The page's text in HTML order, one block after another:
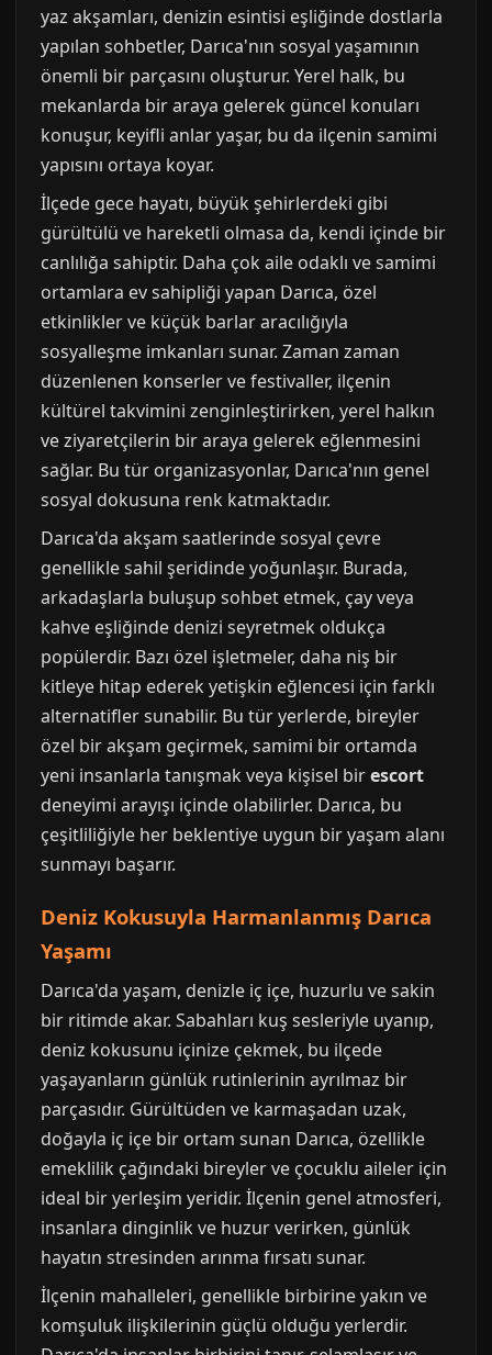
yaz akşamları, denizin esintisi eşliğinde dostlarla
yapılan sohbetler, Darıca'nın sosyal yaşamının
önemli bir parçasını oluşturur. Yerel halk, bu
mekanlarda bir araya gelerek güncel konuları
konuşur, keyifli anlar yaşar, bu da ilçenin samimi
yapısını ortaya koyar.
İlçede gece hayatı, büyük şehirlerdeki gibi
gürültülü ve hareketli olmasa da, kendi içinde bir
canlılığa sahiptir. Daha çok aile odaklı ve samimi
ortamlara ev sahipliği yapan Darıca, özel
etkinlikler ve küçük barlar aracılığıyla
sosyalleşme imkanları sunar. Zaman zaman
düzenlenen konserler ve festivaller, ilçenin
kültürel takvimini zenginleştirirken, yerel halkın
ve ziyaretçilerin bir araya gelerek eğlenmesini
sağlar. Bu tür organizasyonlar, Darıca'nın genel
sosyal dokusuna renk katmaktadır.
Darıca'da akşam saatlerinde sosyal çevre
genellikle sahil şeridinde yoğunlaşır. Burada,
arkadaşlarla buluşup sohbet etmek, çay veya
kahve eşliğinde denizi seyretmek oldukça
popülerdir. Bazı özel işletmeler, daha niş bir
kitleye hitap ederek yetişkin eğlencesi için farklı
alternatifler sunabilir. Bu tür yerlerde, bireyler
özel bir akşam geçirmek, samimi bir ortamda
yeni insanlarla tanışmak veya kişisel birescort
deneyimi arayışı içinde olabilirler. Darıca, bu
çeşitliliğiyle her beklentiye uygun bir yaşam alanı
sunmayı başarır.
Deniz Kokusuyla Harmanlanmış Darıca
Yaşamı
Darıca'da yaşam, denizle iç içe, huzurlu ve sakin
bir ritimde akar. Sabahları kuş sesleriyle uyanıp,
deniz kokusunu içinize çekmek, bu ilçede
yaşayanların günlük rutinlerinin ayrılmaz bir
parçasıdır. Gürültüden ve karmaşadan uzak,
doğayla iç içe bir ortam sunan Darıca, özellikle
emeklilik çağındaki bireyler ve çocuklu aileler için
ideal bir yerleşim yeridir. İlçenin genel atmosferi,
insanlara dinginlik ve huzur verirken, günlük
hayatın stresinden arınma fırsatı sunar.
İlçenin mahalleleri, genellikle birbirine yakın ve
komşuluk ilişkilerinin güçlü olduğu yerlerdir.